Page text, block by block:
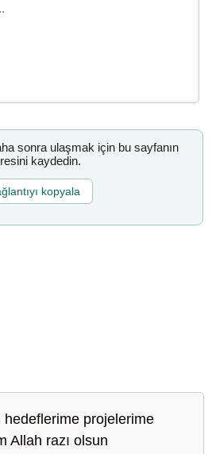
sonra ulaşmak için bu sayfanın
kaydedin.
kopyala
projelerime
Allah razı olsun